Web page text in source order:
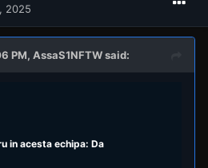
2025
PM,AssaS1NFTWsaid:
in acesta echipa: Da